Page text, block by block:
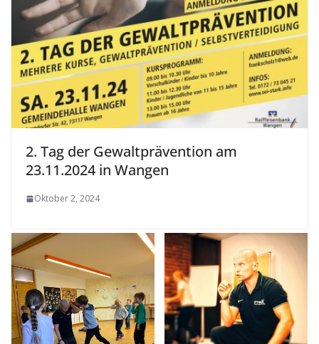
2. Tag der Gewaltprävention am
23.11.2024 in Wangen
Oktober 2, 2024